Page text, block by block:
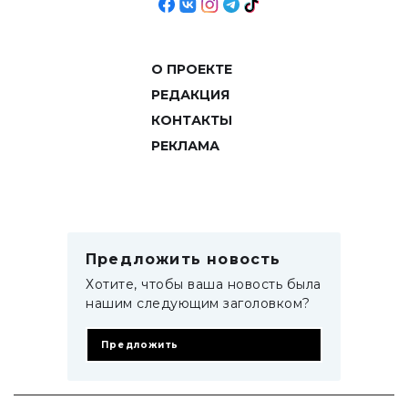
О ПРОЕКТЕ
РЕДАКЦИЯ
КОНТАКТЫ
РЕКЛАМА
Предложить новость
Хотите, чтобы ваша новость была
нашим следующим заголовком?
Предложить